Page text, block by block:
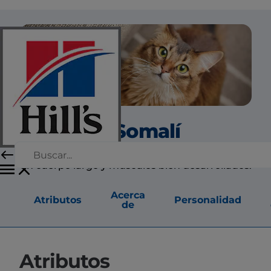
El Somalí
El somalí es un gato de tamaño mediano, con
un cuerpo largo y músculos bien desarrollados.
Atributos
Acerca
de
Personalidad
Atributos